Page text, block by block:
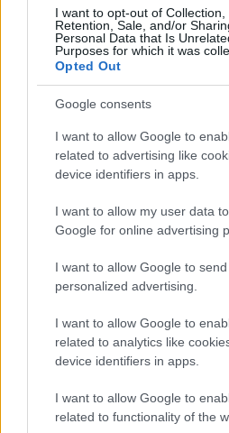
I want to opt-out of Collection,
Retention, Sale, and/or
Personal Data that Is
Purposes for which it was
Opted Out
Google consents
I want to allow Google to
related to advertising like
device identifiers in apps.
I want to allow my user data
Google for online advertising
I want to allow Google to
personalized advertising.
I want to allow Google to
related to analytics like
device identifiers in apps.
I want to allow Google to
related to functionality of the
vízgazdálkodását pedig már a
MEGRÁZÓ VIDEÓ
FÉRFIT BÁNTALMAZTAK ÉS
INFORMÁCIÓINK SZERINT A
INTÉZKEDIK AZ ÜGYBEN